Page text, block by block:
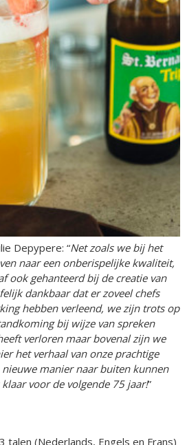
Depypere: “Net zoals we bij het
naar een onberispelijke kwaliteit,
ook gehanteerd bij de creatie van
dankbaar dat er zoveel chefs
hebben verleend, we zijn trots op
bij wijze van spreken
verloren maar bovenal zijn we
het verhaal van onze prachtige
manier naar buiten kunnen
voor de volgende 75 jaar!”
talen (Nederlands, Engels en Frans)